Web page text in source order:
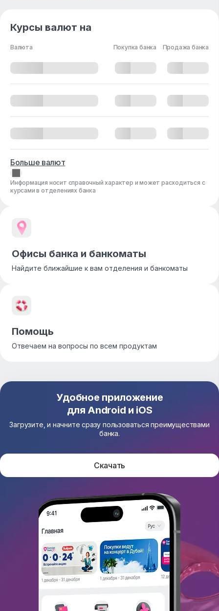
Курсы валют на
Валюта Покупка банка Продажа банка
Больше валют
Информация носит справочный характер и может расходиться с
курсами в отделениях банка
Офисы банка и банкоматы
Найдите ближайшие к вам отделения и банкоматы
Помощь
Отвечаем на вопросы по всем продуктам
Удобное приложение
для Android и iOS
Загрузите, и начните сразу пользоваться преимуществами
банка.
Скачать